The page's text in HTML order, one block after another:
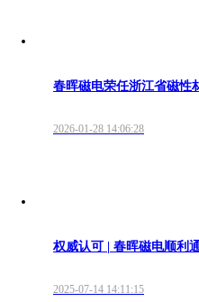
春晖磁电荣任浙江省磁性
2026-01-28 14:06:28
权威认可 | 春晖磁电顺利
2025-07-14 14:11:15